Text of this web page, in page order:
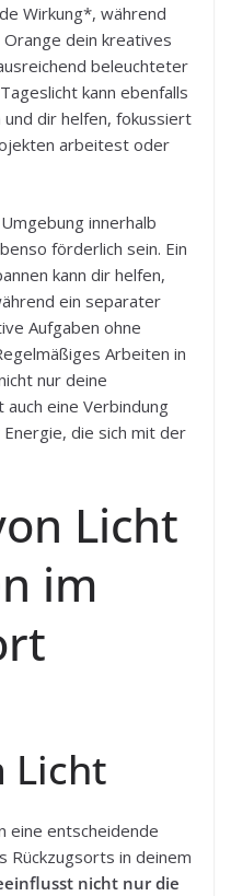
Wirkung*, während
dein kreatives
beleuchteter
kann ebenfalls
dir helfen, fokussiert
arbeitest oder
innerhalb
förderlich sein. Ein
kann dir helfen,
ein separater
Aufgaben ohne
Arbeiten in
nur deine
eine Verbindung
die sich mit der
Licht
im
Licht
eine entscheidende
Rückzugsorts in deinem
nicht nur die